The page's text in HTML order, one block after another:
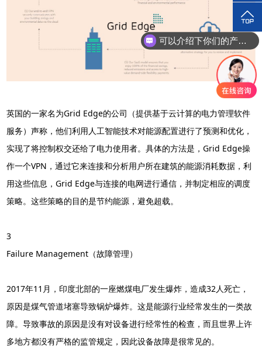
英国的一家名为Grid Edge的公司（提供基于云计算的电力管理软件
服务）声称，他们利用人工智能技术对能源配置进行了预测和优化，
实现了将控制权交还给了电力使用者。具体的方法是，Grid Edge操
作一个VPN，通过它来连接和分析用户所在建筑的能源消耗数据，利
用这些信息，Grid Edge与连接的电网进行通信，并制定相应的调度
策略。这些策略的目的是节约能源，避免超载。
3
Failure Management（故障管理）
2017年11月，印度北部的一座燃煤电厂发生爆炸，造成32人死亡，
原因是煤气管道堵塞导致锅炉爆炸。这是能源行业经常发生的一类故
障。导致事故的原因是没有对设备进行经常性的检查，而且世界上许
多地方都没有严格的监管规定，因此设备故障是很常见的。
可以介绍下你们的产品么？